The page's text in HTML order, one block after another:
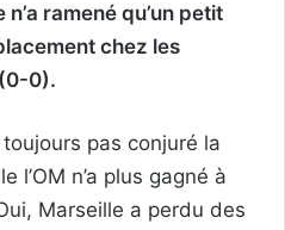
ramené qu’un petit
chez les
0).
pas conjuré la
l’OM n’a plus gagné à
Marseille a perdu des